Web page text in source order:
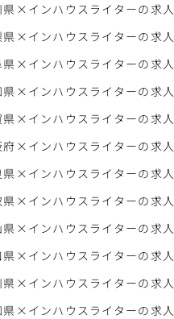
県×インハウスライターの求人
県×インハウスライターの求人
県×インハウスライターの求人
県×インハウスライターの求人
県×インハウスライターの求人
府×インハウスライターの求人
県×インハウスライターの求人
県×インハウスライターの求人
県×インハウスライターの求人
県×インハウスライターの求人
県×インハウスライターの求人
県×インハウスライターの求人